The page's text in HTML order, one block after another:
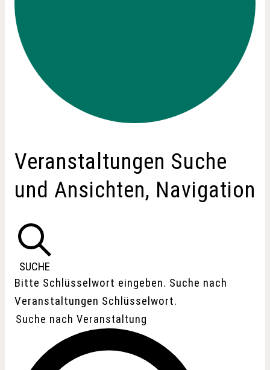
VERANSTALTUNGEN
Veranstaltungen Suche
und Ansichten, Navigation
SUCHE
Bitte Schlüsselwort eingeben. Suche nach
Veranstaltungen Schlüsselwort.